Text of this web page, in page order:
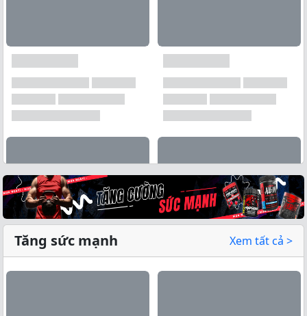
Xem tất cả →
Tăng sức mạnh Xem tất cả >